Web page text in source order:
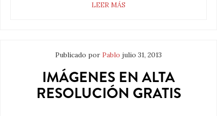
LEER MÁS
Publicado por Pablo julio 31, 2013
IMÁGENES EN ALTA
RESOLUCIÓN GRATIS